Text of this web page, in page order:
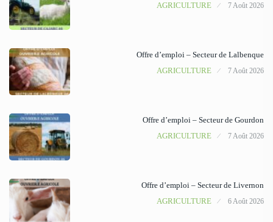
AGRICULTURE
7 Août 2026
Offre d’emploi – Secteur de Lalbenque
AGRICULTURE
7 Août 2026
Offre d’emploi – Secteur de Gourdon
AGRICULTURE
7 Août 2026
Offre d’emploi – Secteur de Livernon
AGRICULTURE
6 Août 2026